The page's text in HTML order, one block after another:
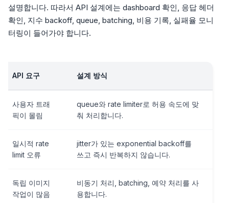
설명합니다. 따라서 API 설계에는 dashboard 확인, 응답 헤더
확인, 지수 backoff, queue, batching, 비용 기록, 실패율 모니
터링이 들어가야 합니다.
API 요구 설계 방식
사용자 트래
픽이 몰림
queue와 rate limiter로 허용 속도에 맞
춰 처리합니다.
일시적 rate
limit 오류
jitter가 있는 exponential backoff를
쓰고 즉시 반복하지 않습니다.
독립 이미지
작업이 많음
비동기 처리, batching, 예약 처리를 사
용합니다.